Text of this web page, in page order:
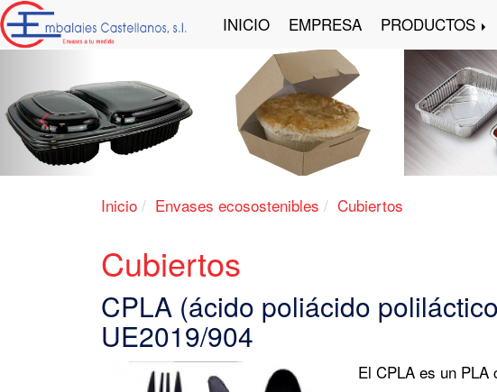
INICIO EMPRESA PRODUCTOS
Inicio Envases ecosostenibles Cubiertos
Cubiertos
CPLA (ácido poliácido
UE2019/904
El CPLA es un